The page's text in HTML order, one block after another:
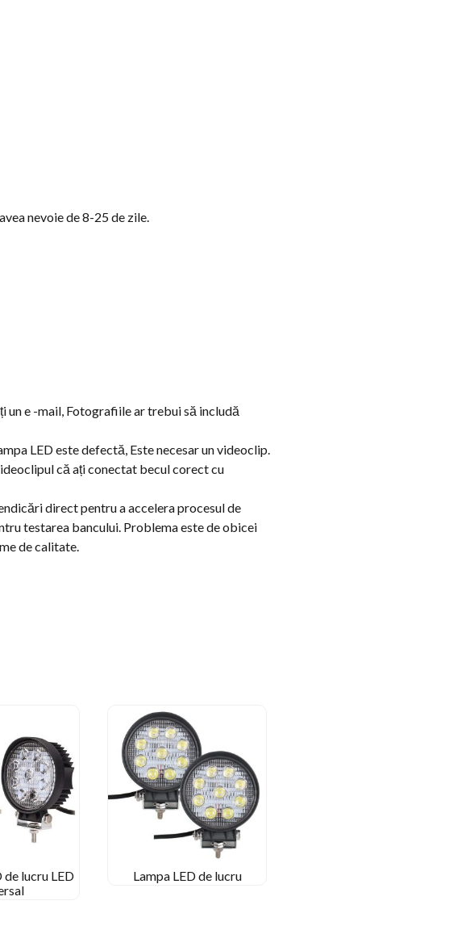
nevoie de 8-25 de zile.
un e -mail, Fotografiile ar trebui să includă
LED este defectă, Este necesar un videoclip.
că ați conectat becul corect cu
direct pentru a accelera procesul de
testarea bancului. Problema este de obicei
de calitate.
de lucru LED
Lampa LED de lucru